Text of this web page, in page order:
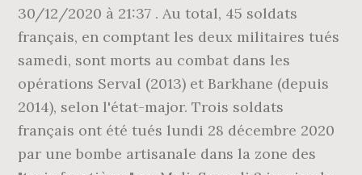
30/12/2020 à 21:37 . Au total, 45 soldats
français, en comptant les deux militaires tués
samedi, sont morts au combat dans les
opérations Serval (2013) et Barkhane (depuis
2014), selon l'état-major. Trois soldats
français ont été tués lundi 28 décembre 2020
par une bombe artisanale dans la zone des